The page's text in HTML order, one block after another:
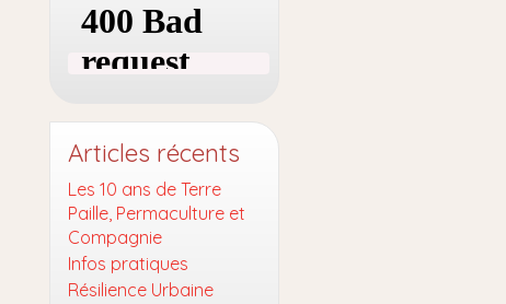
Articles récents
Les 10 ans de Terre
Paille, Permaculture et
Compagnie
Infos pratiques
Résilience Urbaine